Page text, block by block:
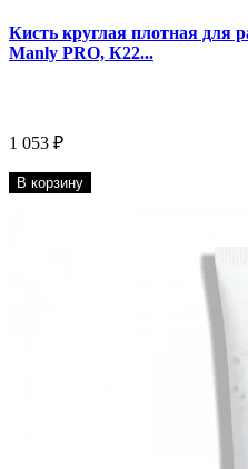
Кисть круглая плотная для
Manly PRO, К22...
1 053 ₽
В корзину